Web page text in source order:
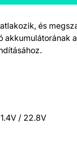
és
/ 22.8V